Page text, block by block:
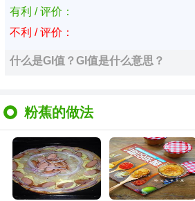
有利 / 评价：
不利 / 评价：
什么是GI值？GI值是什么意思？
粉蕉的做法